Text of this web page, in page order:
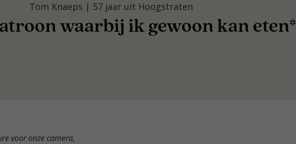
Tom Knaeps | 57 jaar uit Hoogstraten
waarbij ik gewoon kan eten*
voor onze camera,